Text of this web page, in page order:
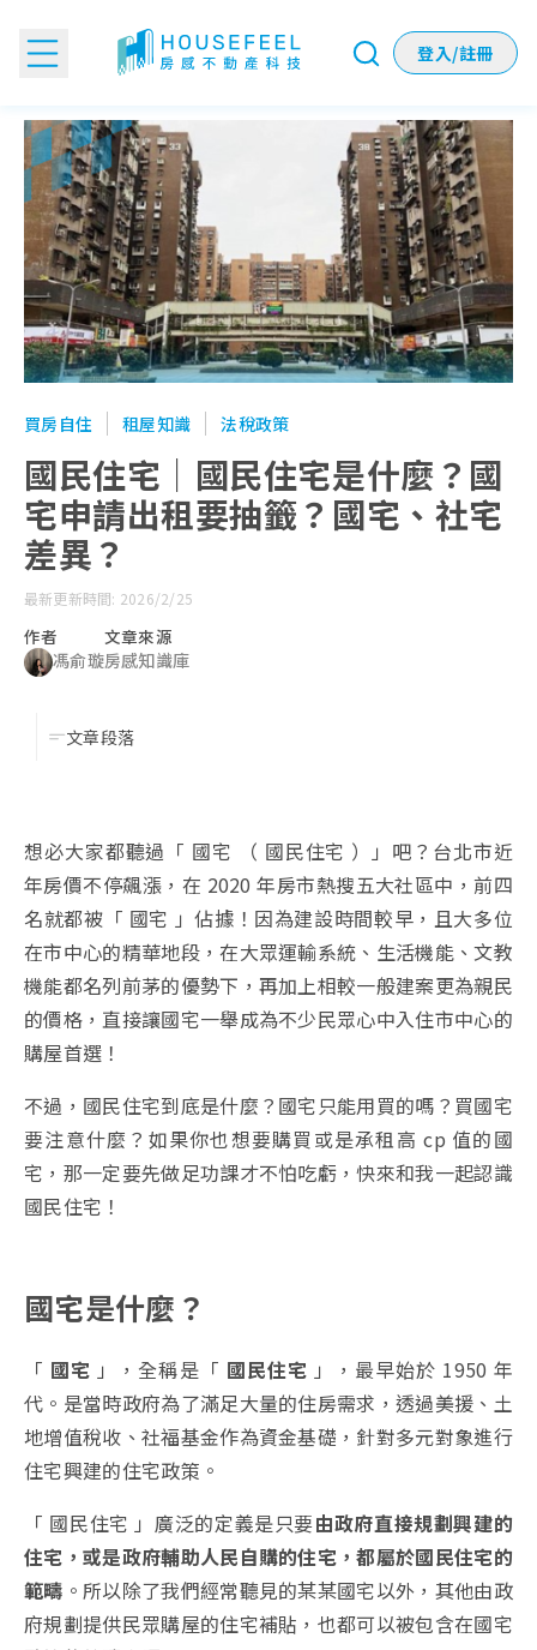
登入/註冊
國民住宅｜國民住宅是什麼？國宅申請出租要抽籤？國宅、社
買房自住 租屋知識 法稅政策
國民住宅｜國民住宅是什麼？國
宅申請出租要抽籤？國宅、社宅
差異？
最新更新時間: 2026/2/25
作者
馮俞璇
文章來源
房感知識庫
文章段落
想必大家都聽過「 國宅 （ 國民住宅 ）」吧？台北市近
年房價不停飆漲，在 2020 年房市熱搜五大社區中，前四
名就都被「 國宅 」佔據！因為建設時間較早，且大多位
在市中心的精華地段，在大眾運輸系統、生活機能、文教
機能都名列前茅的優勢下，再加上相較一般建案更為親民
的價格，直接讓國宅一舉成為不少民眾心中入住市中心的
購屋首選！
不過，國民住宅到底是什麼？國宅只能用買的嗎？買國宅
要注意什麼？如果你也想要購買或是承租高 cp 值的國
宅，那一定要先做足功課才不怕吃虧，快來和我一起認識
國民住宅！
國宅是什麼？
「 國宅 」，全稱是「 國民住宅 」，最早始於 1950 年
代。是當時政府為了滿足大量的住房需求，透過美援、土
地增值稅收、社福基金作為資金基礎，針對多元對象進行
住宅興建的住宅政策。
「 國民住宅 」廣泛的定義是只要由政府直接規劃興建的
住宅，或是政府輔助人民自購的住宅，都屬於國民住宅的
範疇 。所以除了我們經常聽見的某某國宅以外，其他由政
府規劃提供民眾購屋的住宅補貼，也都可以被包含在國宅